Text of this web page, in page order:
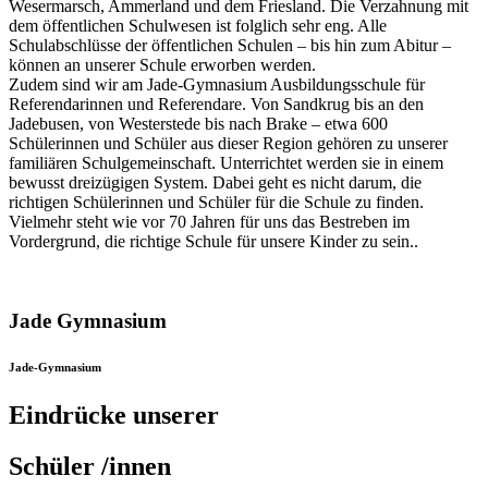
Wesermarsch, Ammerland und dem Friesland. Die Verzahnung mit
dem öffentlichen Schulwesen ist folglich sehr eng. Alle
Schulabschlüsse der öffentlichen Schulen – bis hin zum Abitur –
können an unserer Schule erworben werden.
Zudem sind wir am Jade-Gymnasium Ausbildungsschule für
Referendarinnen und Referendare. Von Sandkrug bis an den
Jadebusen, von Westerstede bis nach Brake – etwa 600
Schülerinnen und Schüler aus dieser Region gehören zu unserer
familiären Schulgemeinschaft. Unterrichtet werden sie in einem
bewusst dreizügigen System. Dabei geht es nicht darum, die
richtigen Schülerinnen und Schüler für die Schule zu finden.
Vielmehr steht wie vor 70 Jahren für uns das Bestreben im
Vordergrund, die richtige Schule für unsere Kinder zu sein..
Jade Gymnasium
Jade-Gymnasium
Eindrücke unserer
Schüler /innen